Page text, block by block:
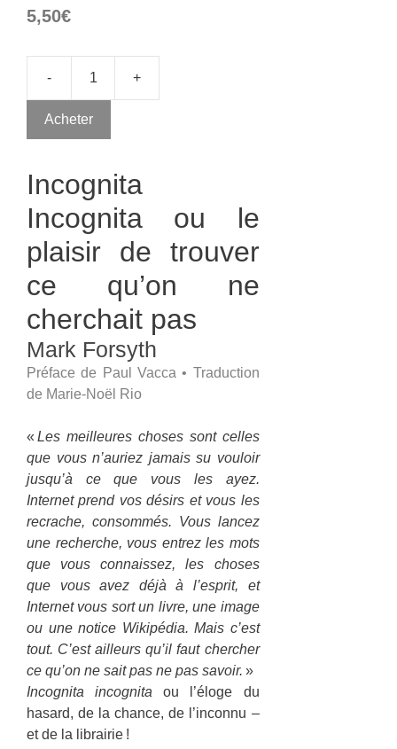
5,50€
- +
Acheter
Incognita
Incognita ou le
plaisir de trouver
ce qu’on ne
cherchait pas
Mark Forsyth
Préface de Paul Vacca • Traduction
de Marie-Noël Rio
« Les meilleures choses sont celles
que vous n’auriez jamais su vouloir
jusqu’à ce que vous les ayez.
Internet prend vos désirs et vous les
recrache, consommés. Vous lancez
une recherche, vous entrez les mots
que vous connaissez, les choses
que vous avez déjà à l’esprit, et
Internet vous sort un livre, une image
ou une notice Wikipédia. Mais c’est
tout. C’est ailleurs qu’il faut chercher
ce qu’on ne sait pas ne pas savoir. »
Incognita incognita ou l’éloge du
hasard, de la chance, de l’inconnu –
et de la librairie !